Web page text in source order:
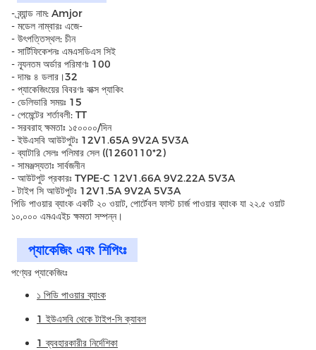
- ব্র্যান্ড নাম: Amjor
- মডেল নাম্বারঃ এজে-
- উৎপত্তিস্থল: চীন
- সার্টিফিকেশনঃ এমএসডিএস সিই
- ন্যূনতম অর্ডার পরিমাণঃ 100
- দামঃ ৪ ডলার।32
- প্যাকেজিংয়ের বিবরণঃ বাক্স প্যাকিং
- ডেলিভারি সময়ঃ 15
- পেমেন্টের শর্তাবলী: TT
- সরবরাহ ক্ষমতাঃ ১৫০০০০/দিন
- ইউএসবি আউটপুটঃ 12V1.65A 9V2A 5V3A
- ব্যাটারি সেলঃ পলিমার সেল ((1260110*2)
- সামঞ্জস্যতাঃ সার্বজনীন
- আউটপুট প্রকারঃ TYPE-C 12V1.66A 9V2.22A 5V3A
- টাইপ সি আউটপুটঃ 12V1.5A 9V2A 5V3A
পিডি পাওয়ার ব্যাংক একটি ২০ ওয়াট, পোর্টেবল ফাস্ট চার্জ পাওয়ার ব্যাংক যা ২২.৫ ওয়াট
১০,০০০ এমএএইচ ক্ষমতা সম্পন্ন।
প্যাকেজিং এবং শিপিংঃ
পণ্যের প্যাকেজিংঃ
১ পিডি পাওয়ার ব্যাংক
1 ইউএসবি থেকে টাইপ-সি ক্যাবল
1 ব্যবহারকারীর নির্দেশিকা